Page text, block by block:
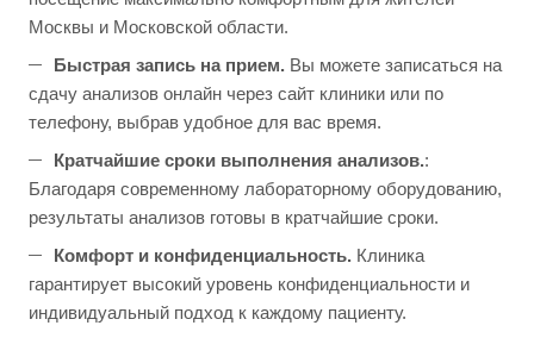
Москвы и Московской области.
Быстрая запись на прием. Вы можете записаться на
сдачу анализов онлайн через сайт клиники или по
телефону, выбрав удобное для вас время.
Кратчайшие сроки выполнения анализов.:
Благодаря современному лабораторному оборудованию,
результаты анализов готовы в кратчайшие сроки.
Комфорт и конфиденциальность. Клиника
гарантирует высокий уровень конфиденциальности и
индивидуальный подход к каждому пациенту.